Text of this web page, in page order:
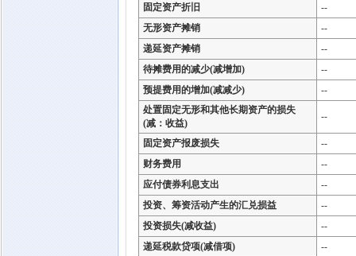
固定资产折旧
--
无形资产摊销
--
递延资产摊销
--
待摊费用的减少(减增加)
--
预提费用的增加(减减少)
--
处置固定无形和其他长期资产的损失
(减：收益)
--
固定资产报废损失
--
财务费用
--
应付债券利息支出
--
投资、筹资活动产生的汇兑损益
--
投资损失(减收益)
--
递延税款贷项(减借项)
--